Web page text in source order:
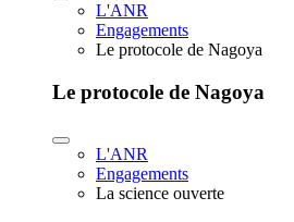
L'ANR
Engagements
Le protocole de Nagoya
Le protocole de Nagoya
L'ANR
Engagements
La science ouverte